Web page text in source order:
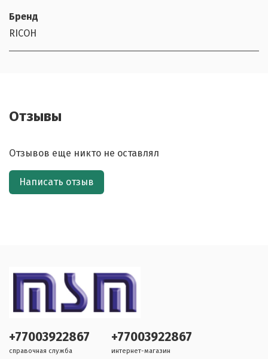
Бренд
RICOH
Отзывы
Отзывов еще никто не оставлял
Написать отзыв
+77003922867
справочная служба
+77003922867
интернет-магазин